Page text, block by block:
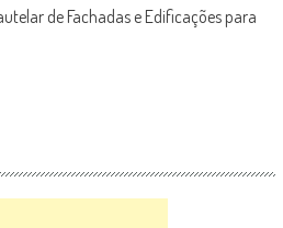
de Fachadas e Edificações para